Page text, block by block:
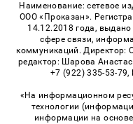
Наименование: сетевое
ООО «Проказан».
14.12.2018 года,
сфере связи,
коммуникаций. Директор:
редактор: Шарова
+7 (922) 335-53-79,
«На информационном
технологии
информации на